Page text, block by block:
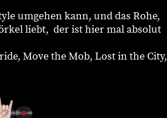
umgehen kann, und das Rohe,
liebt, der ist hier mal absolut
Move the Mob, Lost in the City,